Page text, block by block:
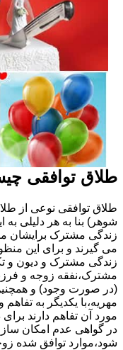
طلاق توافقی
طلاق توافقی نوعی از
شوهر) بنا به هر دلیلی به
زندگی مشترک برایشان
می گیرند و برای این
زندگی مشترک و دیون و
مشترک،نفقه زوجه و
(در صورت وجود) و
مهریه،با یکدیگر به
مورد آن تفاهم دارند
در گواهی عدم امکان
شود،موارد توافق شده